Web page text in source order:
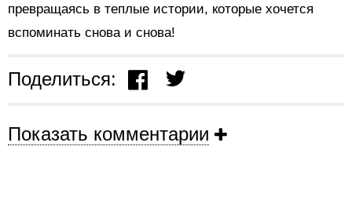
превращаясь в теплые истории, которые хочется
вспоминать снова и снова!
Поделиться:
Показать комментарии